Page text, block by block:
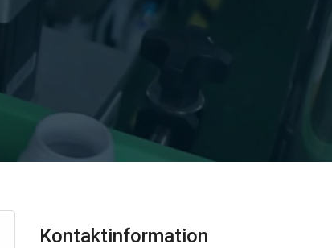
Kontaktinformation